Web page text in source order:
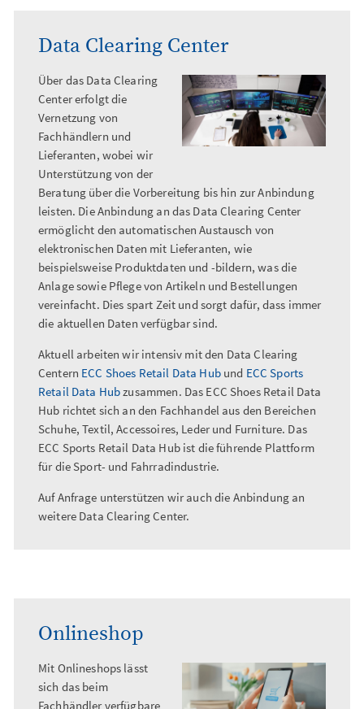
Data Clearing Center
Über das Data Clearing
Center erfolgt die
Vernetzung von
Fachhändlern und
Lieferanten, wobei wir
Unterstützung von der
Beratung über die Vorbereitung bis hin zur Anbindung
leisten. Die Anbindung an das Data Clearing Center
ermöglicht den automatischen Austausch von
elektronischen Daten mit Lieferanten, wie
beispielsweise Produktdaten und -bildern, was die
Anlage sowie Pflege von Artikeln und Bestellungen
vereinfacht. Dies spart Zeit und sorgt dafür, dass immer
die aktuellen Daten verfügbar sind.
Aktuell arbeiten wir intensiv mit den Data Clearing
Centern ECC Shoes Retail Data Hubund ECC Sports
Retail Data Hubzusammen. Das ECC Shoes Retail Data
Hub richtet sich an den Fachhandel aus den Bereichen
Schuhe, Textil, Accessoires, Leder und Furniture. Das
ECC Sports Retail Data Hub ist die führende Plattform
für die Sport- und Fahrradindustrie.
Auf Anfrage unterstützen wir auch die Anbindung an
weitere Data Clearing Center.
Onlineshop
Mit Onlineshops lässt
sich das beim
Fachhändler verfügbare